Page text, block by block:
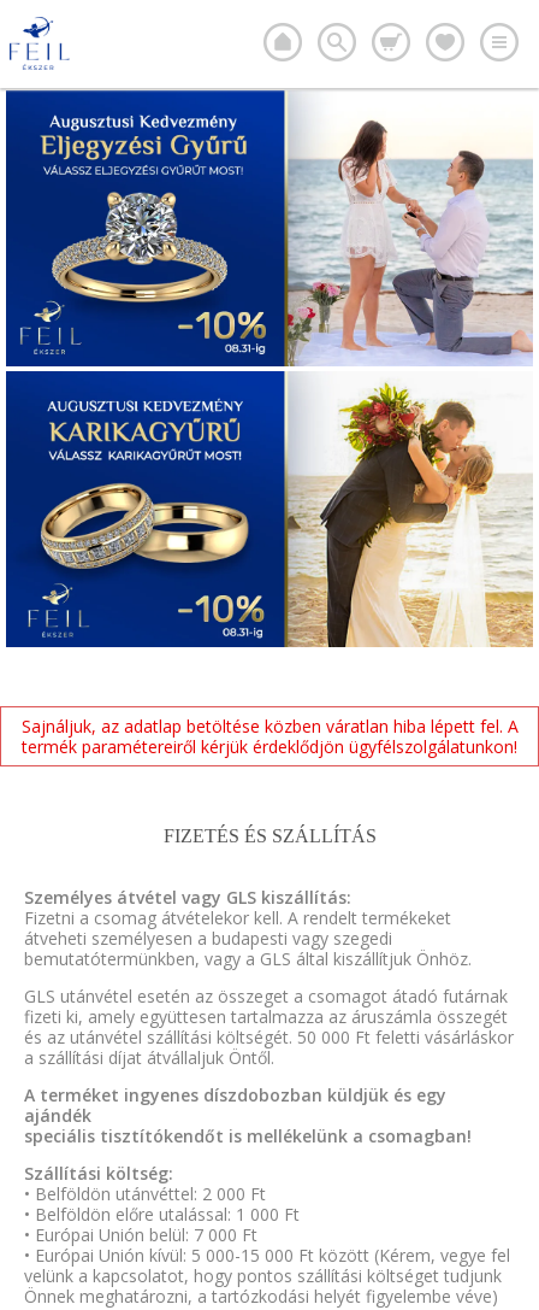
Sajnáljuk, az adatlap betöltése közben váratlan hiba lépett fel. A
termék paramétereiről kérjük érdeklődjön ügyfélszolgálatunkon!
FIZETÉS ÉS SZÁLLÍTÁS
Személyes átvétel vagy GLS kiszállítás:
Fizetni a csomag átvételekor kell. A rendelt termékeket
átveheti személyesen a budapesti vagy szegedi
bemutatótermünkben, vagy a GLS által kiszállítjuk Önhöz.
GLS utánvétel esetén az összeget a csomagot átadó futárnak
fizeti ki, amely együttesen tartalmazza az áruszámla összegét
és az utánvétel szállítási költségét. 50 000 Ft feletti vásárláskor
a szállítási díjat átvállaljuk Öntől.
A terméket ingyenes díszdobozban küldjük és egy
ajándék
speciális tisztítókendőt is mellékelünk a csomagban!
Szállítási költség:
• Belföldön utánvéttel: 2 000 Ft
• Belföldön előre utalással: 1 000 Ft
• Európai Unión belül: 7 000 Ft
• Európai Unión kívül: 5 000-15 000 Ft között (Kérem, vegye fel
velünk a kapcsolatot, hogy pontos szállítási költséget tudjunk
Önnek meghatározni, a tartózkodási helyét figyelembe véve)